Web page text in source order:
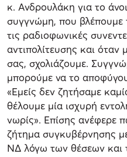
κ. Ανδρουλάκη για το
συγγνώμη, που βλέπουμε
τις ραδιοφωνικές
αντιπολίτευσης και
σας, σχολιάζουμε.
μπορούμε να το
«Εμείς δεν ζητήσαμε
θέλουμε μία ισχυρή
νωρίς». Επίσης ανέφερε
ζήτημα συγκυβέρνησης
ΝΔ λόγω των θέσεων και